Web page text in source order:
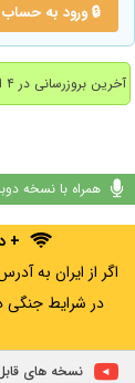
🔒 ورود به حساب
آخرین بروزرسانی در ۴ اردیبهشت ۱۴۰۰ ، نسخه بلوری جایگزین شد
همراه با نسخه
+
در شرایط جنگی
نسخه های